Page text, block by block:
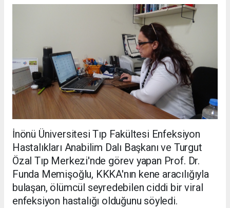
İnönü Üniversitesi Tıp Fakültesi Enfeksiyon
Hastalıkları Anabilim Dalı Başkanı ve Turgut
Özal Tıp Merkezi'nde görev yapan Prof. Dr.
Funda Memişoğlu, KKKA'nın kene aracılığıyla
bulaşan, ölümcül seyredebilen ciddi bir viral
enfeksiyon hastalığı olduğunu söyledi.